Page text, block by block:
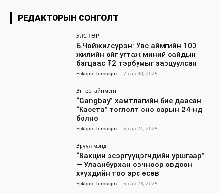
РЕДАКТОРЫН СОНГОЛТ
УЛС ТӨР
Б.Чойжилсүрэн: Увс аймгийн 100
жилийн ойг угтаж миний сайдын
багцаас ₮2 тэрбумыг зарцуулсан
Enkhjin Temuujin - 7 сар 30, 2025
Энтертайнмент
“Gangbay” хамтлагийн бие даасан
“Касета” тоглолт энэ сарын 24-нд
болно
Enkhjin Temuujin - 5 сар 21, 2025
Эрүүл мэнд
“Вакцин эсэргүүцэгчдийн уршгаар”
— Улаанбурхан өвчнөөр өвдсөн
хүүхдийн тоо эрс өсөв
Enkhjin Temuujin - 5 сар 23, 2025